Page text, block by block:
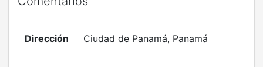
Dirección Ciudad de Panamá, Panamá